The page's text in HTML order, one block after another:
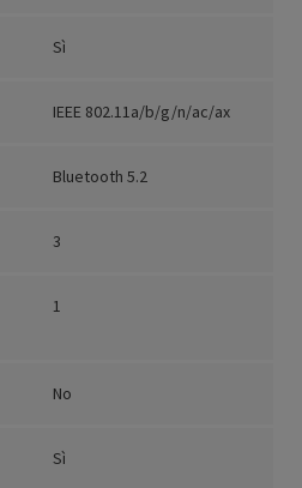
Sì
IEEE 802.11a/b/g/n/ac/ax
Bluetooth 5.2
3
1
No
Sì